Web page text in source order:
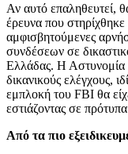
Αν αυτό επαληθευτεί,
έρευνα που
αμφισβητούμενες
συνδέσεων σε
Ελλάδας. Η Αστυνομία
δικανικούς ελέγχους,
εμπλοκή του FBI θα
εστιάζοντας σε
Από τα πιο